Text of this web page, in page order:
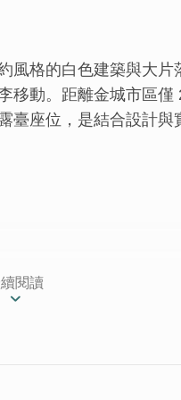
風格的白色建築與大片
移動。距離金城市區
臺座位，是結合設計與
閱讀